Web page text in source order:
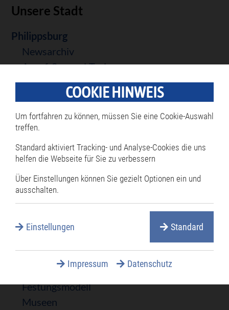
Unsere Stadt
Navigation
überspringen
Philippsburg
Newsarchiv
Anruf-Sammel-Taxi
Ehrenbürger
Freiwillige Feuerwehr
Heimatliteratur
Geschichte
Informationsbroschüre
Ortsfamilienbücher
ÖPNV
Stadtarchiv
Städtepartnerschaft
Denkmale
Festungsmodell
Museen
COOKIE HINWEIS
Um fortfahren zu können, müssen Sie eine Cookie-Auswahl
treffen.
Standard aktiviert Tracking- und Analyse-Cookies die uns
helfen die Webseite für Sie zu verbessern
Über Einstellungen können Sie gezielt Optionen ein und
ausschalten.
Einstellungen Standard
Impressum Datenschutz